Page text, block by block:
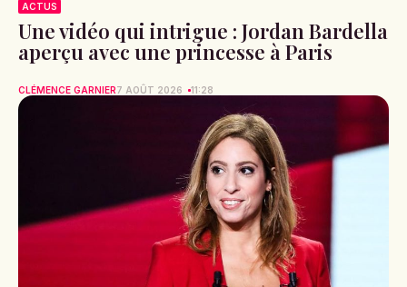
ACTUS
Une vidéo qui intrigue : Jordan Bardella
aperçu avec une princesse à Paris
CLÉMENCE GARNIER7 AOÛT 2026 11:28